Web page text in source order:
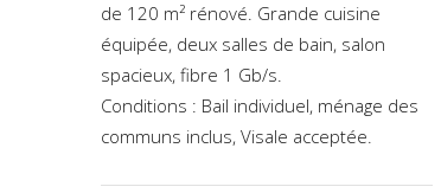
de 120 m² rénové. Grande cuisine
équipée, deux salles de bain, salon
spacieux, fibre 1 Gb/s.
Conditions : Bail individuel, ménage des
communs inclus, Visale acceptée.